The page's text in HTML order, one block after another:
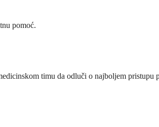
pomoć.
timu da odluči o najboljem pristupu